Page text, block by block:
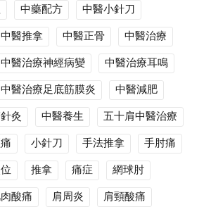
中藥配方
中醫小針刀
中醫推拿 中醫正骨
中醫治療
中醫治療神經病變
中醫治療耳鳴
中醫治療足底筋膜炎
中醫減肥
灸 中醫養生
五十肩中醫治療
小針刀 手法推拿
手肘痛
推拿 痛症
網球肘
酸痛 肩周炎
肩頸酸痛